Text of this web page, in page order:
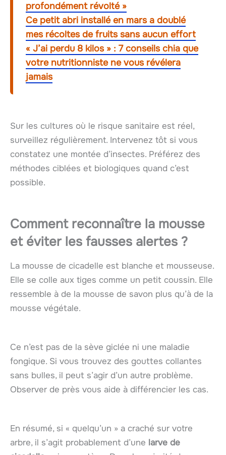
profondément révolté »
Ce petit abri installé en mars a doublé
mes récoltes de fruits sans aucun effort
« J’ai perdu 8 kilos » : 7 conseils chia que
votre nutritionniste ne vous révélera
jamais
Sur les cultures où le risque sanitaire est réel,
surveillez régulièrement. Intervenez tôt si vous
constatez une montée d’insectes. Préférez des
méthodes ciblées et biologiques quand c’est
possible.
Comment reconnaître la mousse
et éviter les fausses alertes ?
La mousse de cicadelle est blanche et mousseuse.
Elle se colle aux tiges comme un petit coussin. Elle
ressemble à de la mousse de savon plus qu’à de la
mousse végétale.
Ce n’est pas de la sève giclée ni une maladie
fongique. Si vous trouvez des gouttes collantes
sans bulles, il peut s’agir d’un autre problème.
Observer de près vous aide à différencier les cas.
En résumé, si « quelqu’un » a craché sur votre
arbre, il s’agit probablement d’une larve de